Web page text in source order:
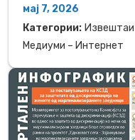
мај 7, 2026
Категории: Извештаи
Медиуми – Интернет